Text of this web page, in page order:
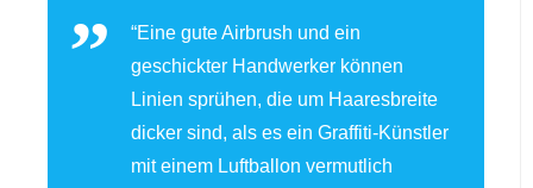
“Eine gute Airbrush und ein
geschickter Handwerker können
Linien sprühen, die um Haaresbreite
dicker sind, als es ein Graffiti-Künstler
mit einem Luftballon vermutlich